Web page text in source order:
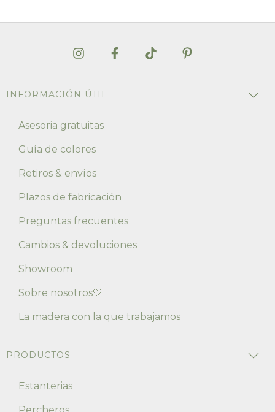
INFORMACIÓN ÚTIL
Asesoria gratuitas
Guía de colores
Retiros & envíos
Plazos de fabricación
Preguntas frecuentes
Cambios & devoluciones
Showroom
Sobre nosotros🤍
La madera con la que trabajamos
PRODUCTOS
Estanterias
Percheros